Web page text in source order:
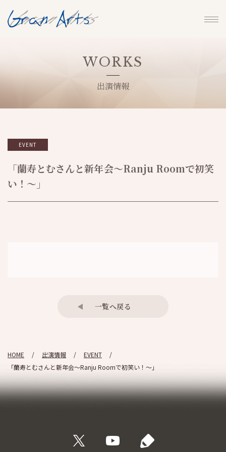
WORKS
出演情報
EVENT
「蘭寿とむさんと新年会～Ranju Roomで初笑
い！～」
一覧へ戻る
HOME 出演情報
EVENT
「蘭寿とむさんと新年会～Ranju Roomで初笑い！～」